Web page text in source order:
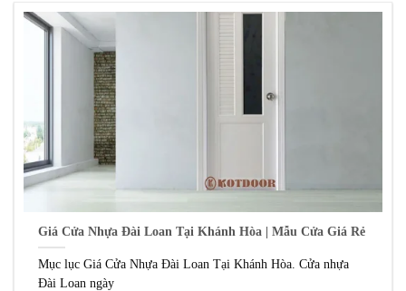
Giá Cửa Nhựa Đài Loan Tại Khánh Hòa | Mẫu Cửa Giá Rẻ
Mục lục Giá Cửa Nhựa Đài Loan Tại Khánh Hòa. Cửa nhựa
Đài Loan ngày